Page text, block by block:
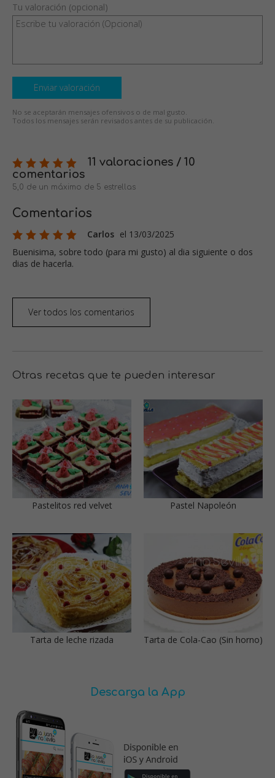
Tu valoración (opcional)
Enviar valoración
No se aceptarán mensajes ofensivos o de mal gusto.
Todos los mensajes serán revisados antes de su publicación.
11 valoraciones / 10
comentarios
5,0 de un máximo de 5 estrellas
Comentarios
Carlos el 13/03/2025
Buenisima, sobre todo (para mi gusto) al dia siguiente o dos
dias de hacerla.
Ver todos los comentarios
Otras recetas que te pueden interesar
Pastelitos red velvet Pastel Napoleón
Tarta de leche rizada Tarta de Cola-Cao (Sin horno)
Descarga la App